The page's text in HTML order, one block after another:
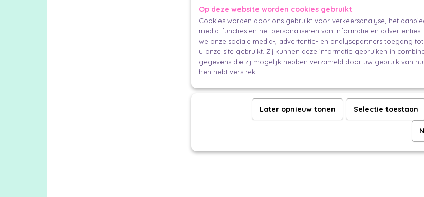
Een zakje of verpakking te sluiten
Jecadeau papiervast te zetten
LIntenvast te maken
Maar je kan hem natuurlijk ook op een mooi plekje op
MIx en match totdat jij tevreden bent met het resultaat
Maak je cadeau af met een van onze mooielinten of
persoonlijke boodschap.
Nog niet klaar met stickeren? Kijk dan zeker nog even bij
Op deze website worden cookies gebruikt
Cookies worden door ons gebruikt voor verkeersanalyse, het
media-functies en het personaliseren van informatie en
we onze sociale media-, advertentie- en analysepartners toegang
u onze site gebruikt. Zij kunnen deze informatie gebruiken in
gegevens die zij mogelijk hebben verzameld door uw gebruik van
hen hebt verstrekt.
Later opnieuw tonen Selectie toestaan